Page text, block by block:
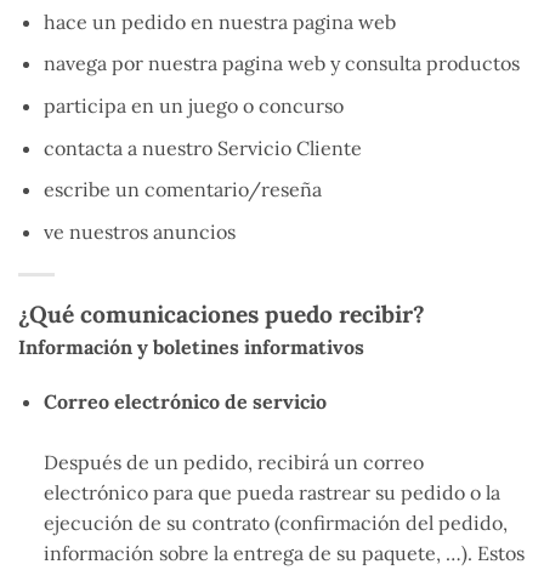
hace un pedido en nuestra pagina web
navega por nuestra pagina web y consulta productos
participa en un juego o concurso
contacta a nuestro Servicio Cliente
escribe un comentario/reseña
ve nuestros anuncios
¿Qué comunicaciones puedo recibir?
Información y boletines informativos
Correo electrónico de servicio
Después de un pedido, recibirá un correo
electrónico para que pueda rastrear su pedido o la
ejecución de su contrato (confirmación del pedido,
información sobre la entrega de su paquete, …). Estos